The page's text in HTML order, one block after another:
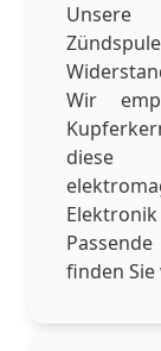
Wir
finden